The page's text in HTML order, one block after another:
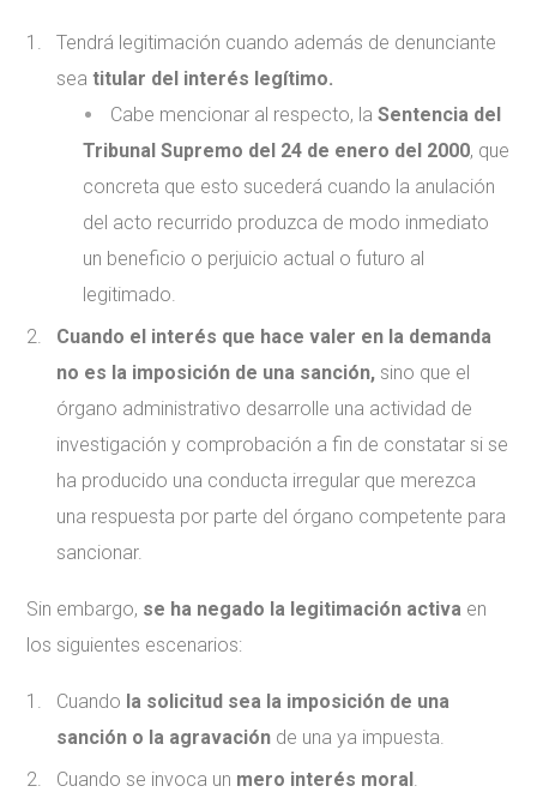
Tendrá legitimación cuando además de denunciante
seatitular del interés legítimo.
Cabe mencionar al respecto, laSentencia del
Tribunal Supremo del 24 de enero del 2000, que
concreta que esto sucederá cuando la anulación
del acto recurrido produzca de modo inmediato
un beneficio o perjuicio actual o futuro al
legitimado.
Cuando el interés que hace valer en la demanda
no es la imposición de una sanción, sino que el
órgano administrativo desarrolle una actividad de
investigación y comprobación a fin de constatar si se
ha producido una conducta irregular que merezca
una respuesta por parte del órgano competente para
sancionar.
Sin embargo, se ha negado la legitimación activa en
los siguientes escenarios:
Cuando la solicitud sea la imposición de una
sanción o la agravación de una ya impuesta.
Cuando se invoca un mero interés moral